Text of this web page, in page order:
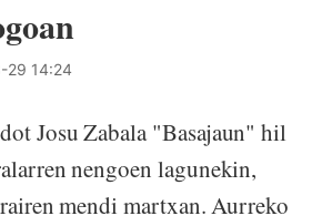
29 14:24
Josu Zabala "Basajaun" hil
nengoen lagunekin,
mendi martxan. Aurreko